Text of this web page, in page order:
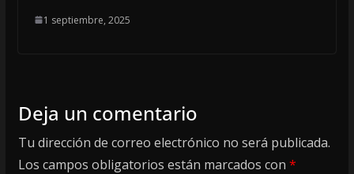
1 septiembre, 2025
Deja un comentario
Tu dirección de correo electrónico no será publicada.
Los campos obligatorios están marcados con *